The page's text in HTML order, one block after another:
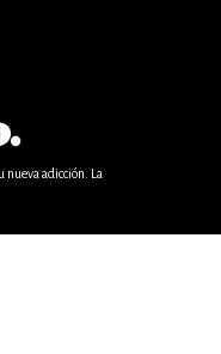
nueva adicción. La